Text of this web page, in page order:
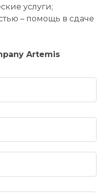
услуги;
– помощь в сдаче
Artemis